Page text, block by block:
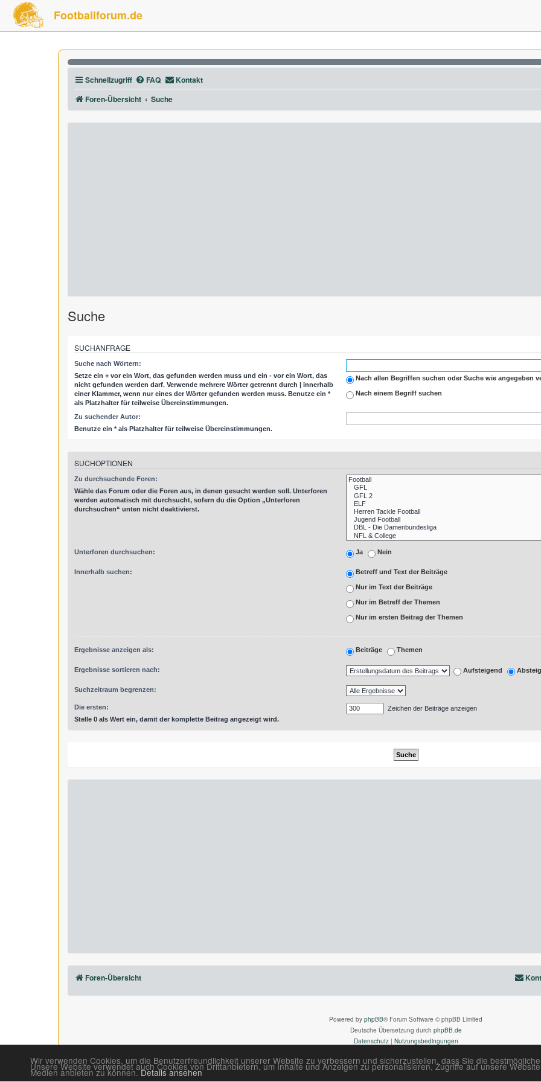
Wir verwenden Cookies, um die Benutzerfreundlichkeit unserer Website zu verbessern und sicherzustellen, dass Sie die
Unsere Website verwendet auch Cookies von Drittanbietern, um Inhalte und Anzeigen zu personalisieren, Zugriffe auf unsere
Medien anbieten zu können.Details ansehen
Footballforum.de
Schnellzugriff FAQ
Kontakt
Foren-Übersicht
Suche
Suche
SUCHANFRAGE
Suche nach Wörtern:
Setze ein + vor ein Wort, das gefunden werden muss und ein - vor ein Wort, das
nicht gefunden werden darf. Verwende mehrere Wörter getrennt durch | innerhalb
einer Klammer, wenn nur eines der Wörter gefunden werden muss. Benutze ein *
als Platzhalter für teilweise Übereinstimmungen.
Nach allen Begriffen suchen oder Suche wie angegeben
Nach einem Begriff suchen
Zu suchender Autor:
Benutze ein * als Platzhalter für teilweise Übereinstimmungen.
SUCHOPTIONEN
Zu durchsuchende Foren:
Wähle das Forum oder die Foren aus, in denen gesucht werden soll. Unterforen
werden automatisch mit durchsucht, sofern du die Option „Unterforen
durchsuchen“ unten nicht deaktivierst.
Unterforen durchsuchen: Ja Nein
Innerhalb suchen: Betreff und Text der Beiträge
Nur im Text der Beiträge
Nur im Betreff der Themen
Nur im ersten Beitrag der Themen
Ergebnisse anzeigen als: Beiträge Themen
Ergebnisse sortieren nach: Aufsteigend
Suchzeitraum begrenzen:
Die ersten:
Stelle 0 als Wert ein, damit der komplette Beitrag angezeigt wird.
Zeichen der Beiträge anzeigen
Foren-Übersicht
Powered by phpBB® Forum Software © phpBB Limited
Deutsche Übersetzung durch phpBB.de
Datenschutz| Nutzungsbedingungen